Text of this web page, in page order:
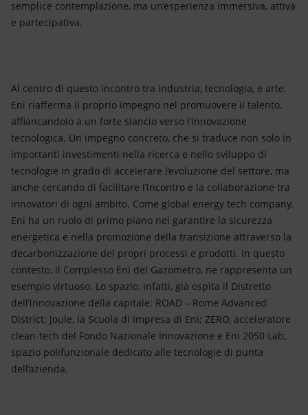
semplice contemplazione, ma un’esperienza immersiva, attiva
e partecipativa.
Al centro di questo incontro tra industria, tecnologia, e arte,
Eni riafferma il proprio impegno nel promuovere il talento,
affiancandolo a un forte slancio verso l’innovazione
tecnologica. Un impegno concreto, che si traduce non solo in
importanti investimenti nella ricerca e nello sviluppo di
tecnologie in grado di accelerare l’evoluzione del settore, ma
anche cercando di facilitare l’incontro e la collaborazione tra
innovatori di ogni ambito. Come global energy tech company,
Eni ha un ruolo di primo piano nel garantire la sicurezza
energetica e nella promozione della transizione attraverso la
decarbonizzazione dei propri processi e prodotti. In questo
contesto, il Complesso Eni del Gazometro, ne rappresenta un
esempio virtuoso. Lo spazio, infatti, già ospita il Distretto
dell’innovazione della capitale: ROAD – Rome Advanced
District; Joule, la Scuola di Impresa di Eni; ZERO, acceleratore
clean-tech del Fondo Nazionale Innovazione e Eni 2050 Lab,
spazio polifunzionale dedicato alle tecnologie di punta
dell’azienda.